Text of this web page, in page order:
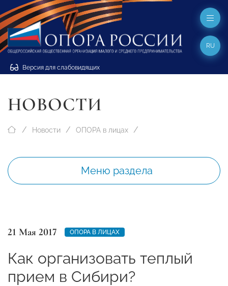
Версия для слабовидящих
RU
НОВОСТИ
Новости ОПОРА в лицах
Меню раздела
21 Мая 2017 ОПОРА В ЛИЦАХ
Как организовать теплый
прием в Сибири?